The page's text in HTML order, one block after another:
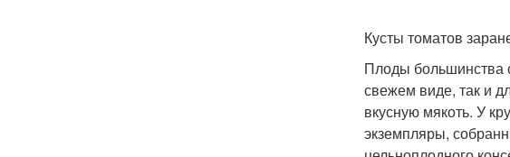
Кусты томатов
Плоды большинства
свежем виде, так и
вкусную мякоть. У
экземпляры,